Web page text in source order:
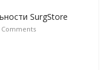
SurgStore
Comments